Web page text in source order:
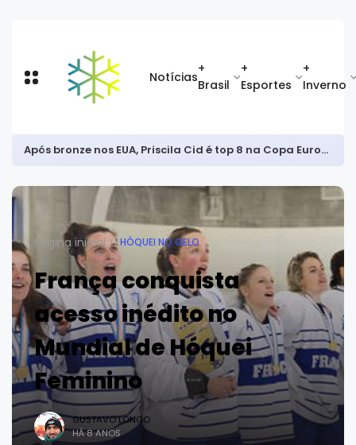
Notícias
+
Brasil
+
Esportes
+
Inverno
Após bronze nos EUA, Priscila Cid é top 8 na Copa Europeia de snowboard halfpipe
Página inicial HÓQUEI NO GELO
França conquista
acesso inédito no
Mundial de Hóquei
Feminino
GUSTAVO LONGO
HÁ 8 ANOS